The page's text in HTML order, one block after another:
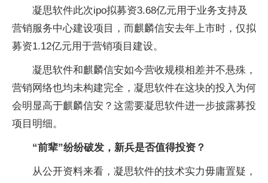
凝思软件此次ipo拟募资3.68亿元用于业务支持及
营销服务中心建设项目，而麒麟信安去年上市时，仅拟
募资1.12亿元用于营销项目建设。
凝思软件和麒麟信安如今营收规模相差并不悬殊，
营销网络也均未构建完全，凝思软件在这块的投入为何
会明显高于麒麟信安？这需要凝思软件进一步披露募投
项目明细。
“前辈”纷纷破发，新兵是否值得投资？
从公开资料来看，凝思软件的技术实力毋庸置疑，